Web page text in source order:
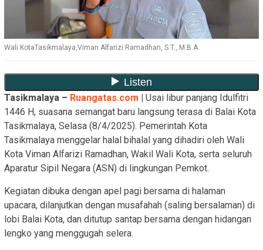
Wali KotaTasikmalaya,Viman Alfarizi Ramadhan, S.T., M.B.A.
Tasikmalaya – Ruangatas.com | Usai libur panjang Idulfitri
1446 H, suasana semangat baru langsung terasa di Balai Kota
Tasikmalaya, Selasa (8/4/2025). Pemerintah Kota
Tasikmalaya menggelar halal bihalal yang dihadiri oleh Wali
Kota Viman Alfarizi Ramadhan, Wakil Wali Kota, serta seluruh
Aparatur Sipil Negara (ASN) di lingkungan Pemkot.
Kegiatan dibuka dengan apel pagi bersama di halaman
upacara, dilanjutkan dengan musafahah (saling bersalaman) di
lobi Balai Kota, dan ditutup santap bersama dengan hidangan
lengko yang menggugah selera.